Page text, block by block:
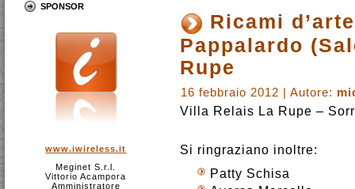
SPONSOR
www.iwireless.it
Meginet S.r.l.
Vittorio Acampora
Amministratore
Ricami
Pappalardo
Rupe
16 febbraio 2012 | Autore:
Villa Relais La Rupe –
Si ringraziano inoltre:
Patty Schisa